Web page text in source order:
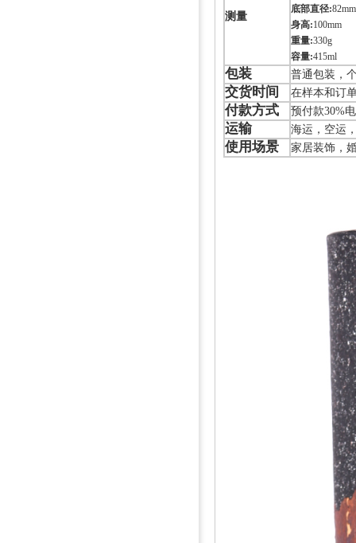
测量
底部直径:82mm
身高:100mm
重量:330g
容量:415ml
包装 普通包装，
交货时间 在样本和订
付款方式 预付款30%
运输 海运，空运
使用场景 家居装饰，